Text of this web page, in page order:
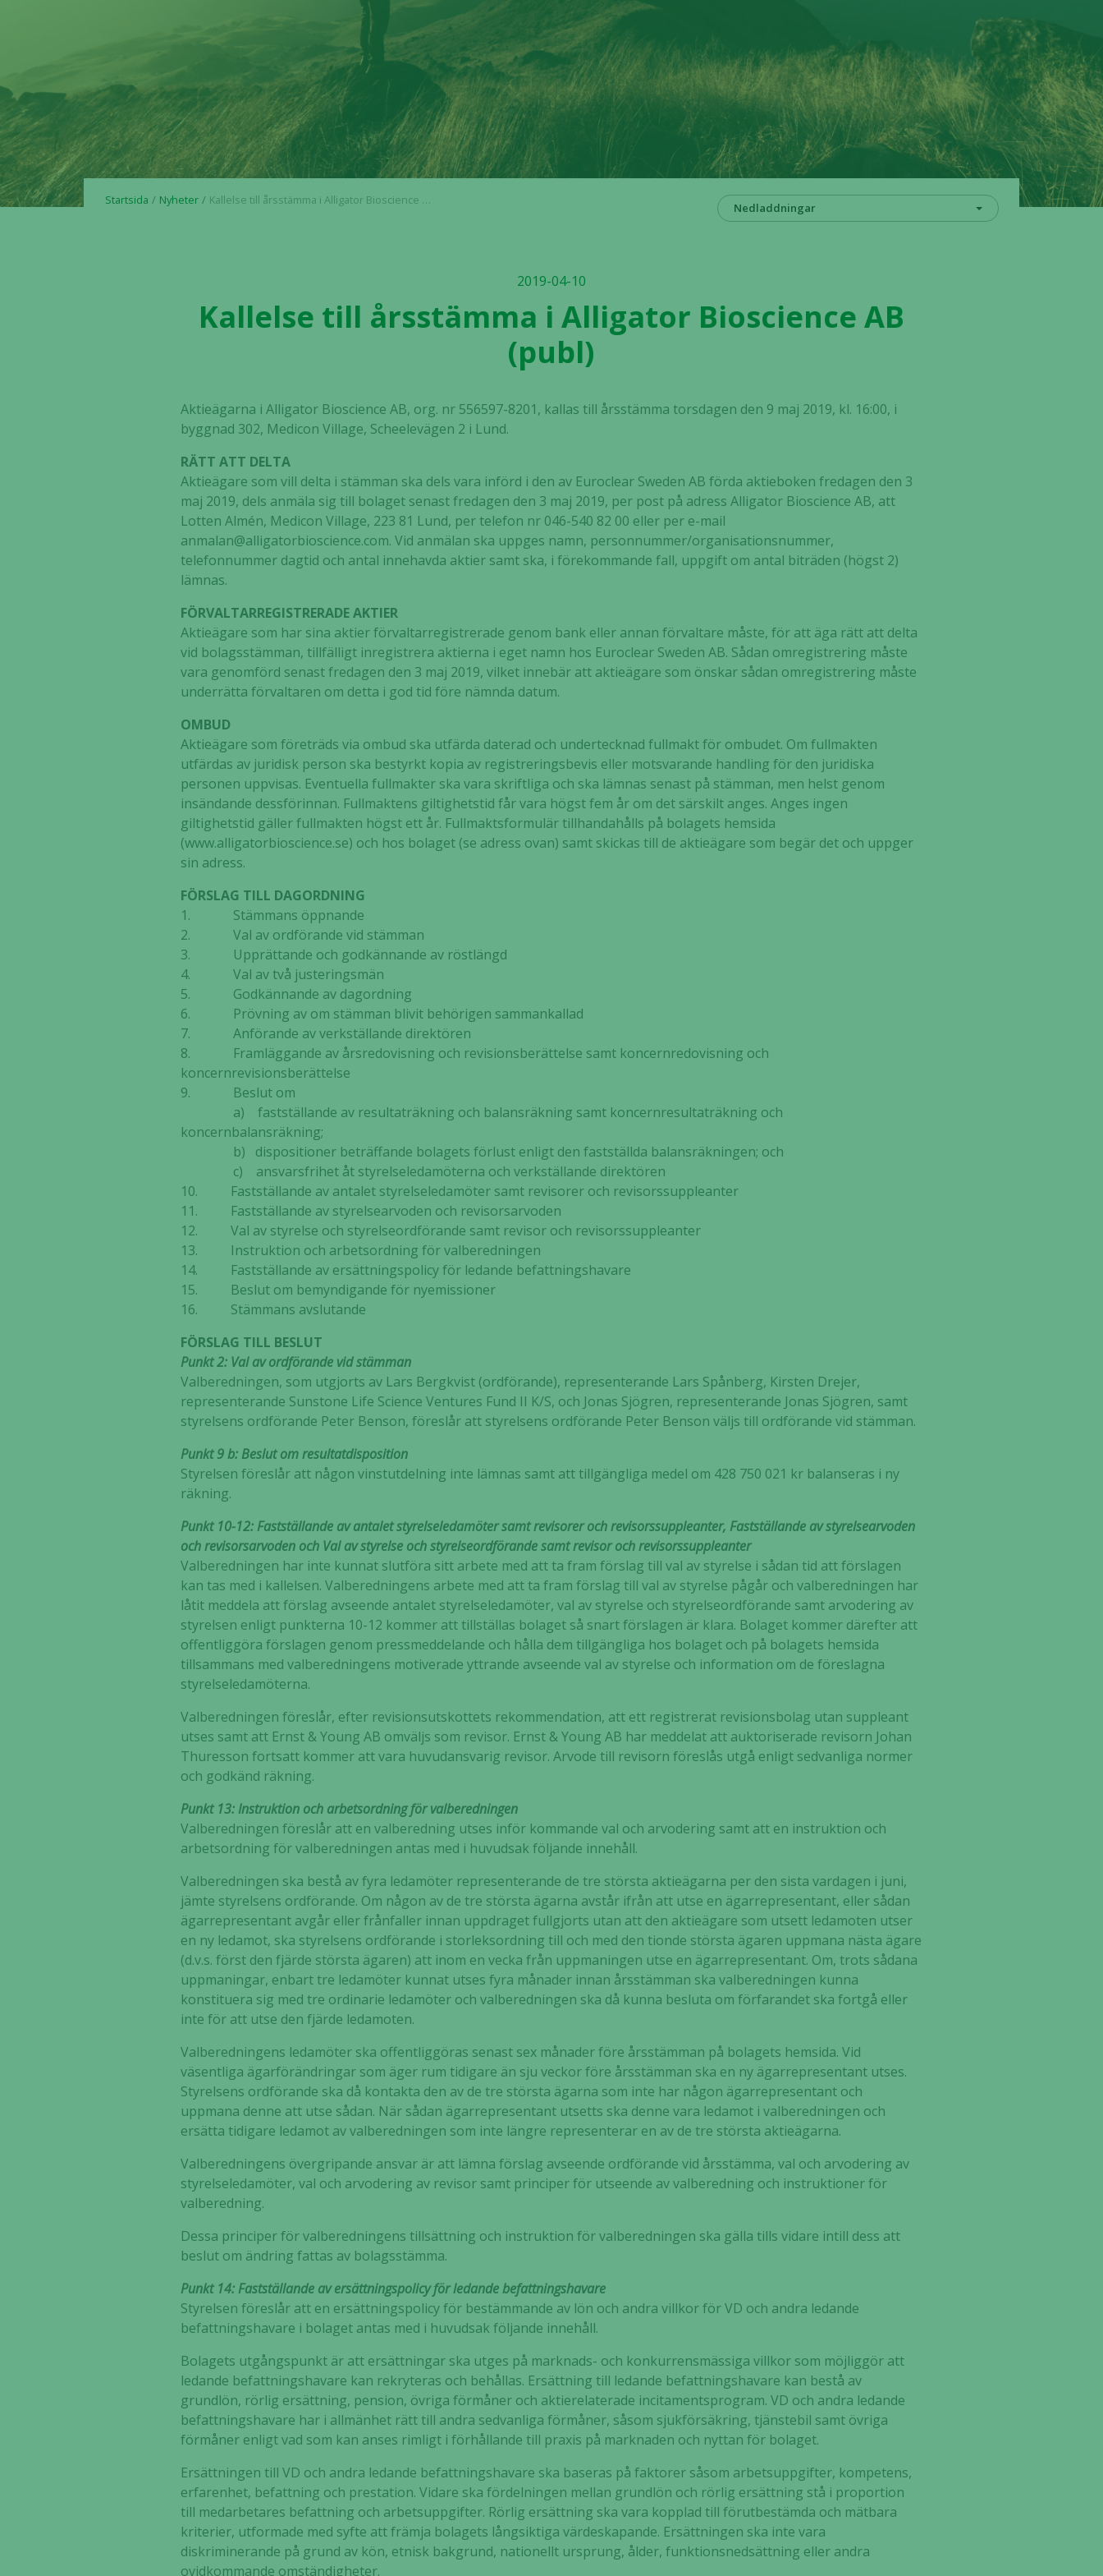
Startsida Nyheter Kallelse till årsstämma i Alligator Bioscience AB (publ)
Nedladdningar
2019-04-10
Kallelse till årsstämma i Alligator Bioscience AB
(publ)
Aktieägarna i Alligator Bioscience AB, org. nr 556597-8201, kallas till årsstämma torsdagen den 9 maj 2019, kl. 16:00, i
byggnad 302, Medicon Village, Scheelevägen 2 i Lund.
RÄTT ATT DELTA
Aktieägare som vill delta i stämman ska dels vara införd i den av Euroclear Sweden AB förda aktieboken fredagen den 3
maj 2019, dels anmäla sig till bolaget senast fredagen den 3 maj 2019, per post på adress Alligator Bioscience AB, att
Lotten Almén, Medicon Village, 223 81 Lund, per telefon nr 046-540 82 00 eller per e-mail
anmalan@alligatorbioscience.com. Vid anmälan ska uppges namn, personnummer/organisationsnummer,
telefonnummer dagtid och antal innehavda aktier samt ska, i förekommande fall, uppgift om antal biträden (högst 2)
lämnas.
FÖRVALTARREGISTRERADE AKTIER
Aktieägare som har sina aktier förvaltarregistrerade genom bank eller annan förvaltare måste, för att äga rätt att delta
vid bolagsstämman, tillfälligt inregistrera aktierna i eget namn hos Euroclear Sweden AB. Sådan omregistrering måste
vara genomförd senast fredagen den 3 maj 2019, vilket innebär att aktieägare som önskar sådan omregistrering måste
underrätta förvaltaren om detta i god tid före nämnda datum.
OMBUD
Aktieägare som företräds via ombud ska utfärda daterad och undertecknad fullmakt för ombudet. Om fullmakten
utfärdas av juridisk person ska bestyrkt kopia av registreringsbevis eller motsvarande handling för den juridiska
personen uppvisas. Eventuella fullmakter ska vara skriftliga och ska lämnas senast på stämman, men helst genom
insändande dessförinnan. Fullmaktens giltighetstid får vara högst fem år om det särskilt anges. Anges ingen
giltighetstid gäller fullmakten högst ett år. Fullmaktsformulär tillhandahålls på bolagets hemsida
(www.alligatorbioscience.se) och hos bolaget (se adress ovan) samt skickas till de aktieägare som begär det och uppger
sin adress.
FÖRSLAG TILL DAGORDNING
1. Stämmans öppnande
2. Val av ordförande vid stämman
3. Upprättande och godkännande av röstlängd
4. Val av två justeringsmän
5. Godkännande av dagordning
6. Prövning av om stämman blivit behörigen sammankallad
7. Anförande av verkställande direktören
8. Framläggande av årsredovisning och revisionsberättelse samt koncernredovisning och
koncernrevisionsberättelse
9. Beslut om
a) fastställande av resultaträkning och balansräkning samt koncernresultaträkning och
koncernbalansräkning;
b) dispositioner beträffande bolagets förlust enligt den fastställda balansräkningen; och
c) ansvarsfrihet åt styrelseledamöterna och verkställande direktören
10. Fastställande av antalet styrelseledamöter samt revisorer och revisorssuppleanter
11. Fastställande av styrelsearvoden och revisorsarvoden
12. Val av styrelse och styrelseordförande samt revisor och revisorssuppleanter
13. Instruktion och arbetsordning för valberedningen
14. Fastställande av ersättningspolicy för ledande befattningshavare
15. Beslut om bemyndigande för nyemissioner
16. Stämmans avslutande
FÖRSLAG TILL BESLUT
Punkt 2: Val av ordförande vid stämman
Valberedningen, som utgjorts av Lars Bergkvist (ordförande), representerande Lars Spånberg, Kirsten Drejer,
representerande Sunstone Life Science Ventures Fund II K/S, och Jonas Sjögren, representerande Jonas Sjögren, samt
styrelsens ordförande Peter Benson, föreslår att styrelsens ordförande Peter Benson väljs till ordförande vid stämman.
Punkt 9 b: Beslut om resultatdisposition
Styrelsen föreslår att någon vinstutdelning inte lämnas samt att tillgängliga medel om 428 750 021 kr balanseras i ny
räkning.
Punkt 10-12: Fastställande av antalet styrelseledamöter samt revisorer och revisorssuppleanter, Fastställande av styrelsearvoden
och revisorsarvoden och Val av styrelse och styrelseordförande samt revisor och revisorssuppleanter
Valberedningen har inte kunnat slutföra sitt arbete med att ta fram förslag till val av styrelse i sådan tid att förslagen
kan tas med i kallelsen. Valberedningens arbete med att ta fram förslag till val av styrelse pågår och valberedningen har
låtit meddela att förslag avseende antalet styrelseledamöter, val av styrelse och styrelseordförande samt arvodering av
styrelsen enligt punkterna 10-12 kommer att tillställas bolaget så snart förslagen är klara. Bolaget kommer därefter att
offentliggöra förslagen genom pressmeddelande och hålla dem tillgängliga hos bolaget och på bolagets hemsida
tillsammans med valberedningens motiverade yttrande avseende val av styrelse och information om de föreslagna
styrelseledamöterna.
Valberedningen föreslår, efter revisionsutskottets rekommendation, att ett registrerat revisionsbolag utan suppleant
utses samt att Ernst & Young AB omväljs som revisor. Ernst & Young AB har meddelat att auktoriserade revisorn Johan
Thuresson fortsatt kommer att vara huvudansvarig revisor. Arvode till revisorn föreslås utgå enligt sedvanliga normer
och godkänd räkning.
Punkt 13: Instruktion och arbetsordning för valberedningen
Valberedningen föreslår att en valberedning utses inför kommande val och arvodering samt att en instruktion och
arbetsordning för valberedningen antas med i huvudsak följande innehåll.
Valberedningen ska bestå av fyra ledamöter representerande de tre största aktieägarna per den sista vardagen i juni,
jämte styrelsens ordförande. Om någon av de tre största ägarna avstår ifrån att utse en ägarrepresentant, eller sådan
ägarrepresentant avgår eller frånfaller innan uppdraget fullgjorts utan att den aktieägare som utsett ledamoten utser
en ny ledamot, ska styrelsens ordförande i storleksordning till och med den tionde största ägaren uppmana nästa ägare
(d.v.s. först den fjärde största ägaren) att inom en vecka från uppmaningen utse en ägarrepresentant. Om, trots sådana
uppmaningar, enbart tre ledamöter kunnat utses fyra månader innan årsstämman ska valberedningen kunna
konstituera sig med tre ordinarie ledamöter och valberedningen ska då kunna besluta om förfarandet ska fortgå eller
inte för att utse den fjärde ledamoten.
Valberedningens ledamöter ska offentliggöras senast sex månader före årsstämman på bolagets hemsida. Vid
väsentliga ägarförändringar som äger rum tidigare än sju veckor före årsstämman ska en ny ägarrepresentant utses.
Styrelsens ordförande ska då kontakta den av de tre största ägarna som inte har någon ägarrepresentant och
uppmana denne att utse sådan. När sådan ägarrepresentant utsetts ska denne vara ledamot i valberedningen och
ersätta tidigare ledamot av valberedningen som inte längre representerar en av de tre största aktieägarna.
Valberedningens övergripande ansvar är att lämna förslag avseende ordförande vid årsstämma, val och arvodering av
styrelseledamöter, val och arvodering av revisor samt principer för utseende av valberedning och instruktioner för
valberedning.
Dessa principer för valberedningens tillsättning och instruktion för valberedningen ska gälla tills vidare intill dess att
beslut om ändring fattas av bolagsstämma.
Punkt 14: Fastställande av ersättningspolicy för ledande befattningshavare
Styrelsen föreslår att en ersättningspolicy för bestämmande av lön och andra villkor för VD och andra ledande
befattningshavare i bolaget antas med i huvudsak följande innehåll.
Bolagets utgångspunkt är att ersättningar ska utges på marknads- och konkurrensmässiga villkor som möjliggör att
ledande befattningshavare kan rekryteras och behållas. Ersättning till ledande befattningshavare kan bestå av
grundlön, rörlig ersättning, pension, övriga förmåner och aktierelaterade incitamentsprogram. VD och andra ledande
befattningshavare har i allmänhet rätt till andra sedvanliga förmåner, såsom sjukförsäkring, tjänstebil samt övriga
förmåner enligt vad som kan anses rimligt i förhållande till praxis på marknaden och nyttan för bolaget.
Ersättningen till VD och andra ledande befattningshavare ska baseras på faktorer såsom arbetsuppgifter, kompetens,
erfarenhet, befattning och prestation. Vidare ska fördelningen mellan grundlön och rörlig ersättning stå i proportion
till medarbetares befattning och arbetsuppgifter. Rörlig ersättning ska vara kopplad till förutbestämda och mätbara
kriterier, utformade med syfte att främja bolagets långsiktiga värdeskapande. Ersättningen ska inte vara
diskriminerande på grund av kön, etnisk bakgrund, nationellt ursprung, ålder, funktionsnedsättning eller andra
ovidkommande omständigheter.
går inte att
välja bort. De
behövs för
att hemsidan
över huvud
taget ska
fungera.
Statistik
förbättra
hemsidans
funktionalitet
och
uppbyggnad,
hur hemsidan
används.
Upplevelse
prestera så
bra som
möjligt
besök. Om
du nekar de
här kakorna
kommer viss
funktionalitet
från
hemsidan.
Marknadsföring